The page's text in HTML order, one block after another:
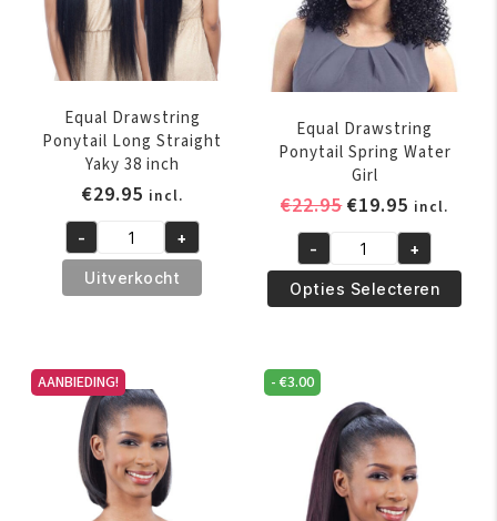
Equal Drawstring
Ponytail Long Straight
Yaky 38 inch
€29.95 incl.
Equal
Drawstring
Ponytail
Yaky
inch
aantal
- +
Uitverkocht
Deze
optie
kan
gekozen
worden
op
productpagina
Equal Drawstring
Ponytail Spring Water
Girl
€22.95
was:
€22.95.
€19.95 Huidige
prijs
is:
€19.95.
incl.
Equal
Drawstring
Ponytail
Water
Girl
aantal
- +
Opties Selecteren
Deze
optie
kan
gekozen
worden
productpagina
AANBIEDING!
Dit
product
meerdere
variaties.
-€3.00